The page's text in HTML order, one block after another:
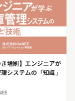
き増刷】エンジニアが
システムの「知識」